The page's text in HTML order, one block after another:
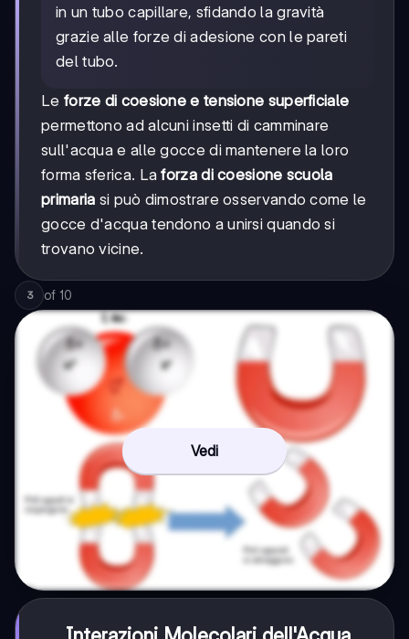
in un tubo capillare, sfidando la gravità
grazie alle forze di adesione con le pareti
del tubo.
Le forze di coesione e tensione superficiale
permettono ad alcuni insetti di camminare
sull'acqua e alle gocce di mantenere la loro
forma sferica. Laforza di coesione scuola
primaria si può dimostrare osservando come le
gocce d'acqua tendono a unirsi quando si
trovano vicine.
3 of 10
Vedi